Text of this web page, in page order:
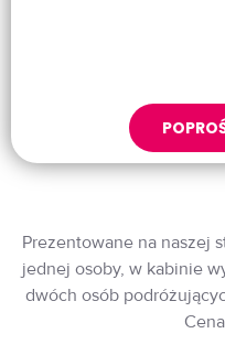
Prezentowane na naszej
jednej osoby, w kabinie
dwóch osób